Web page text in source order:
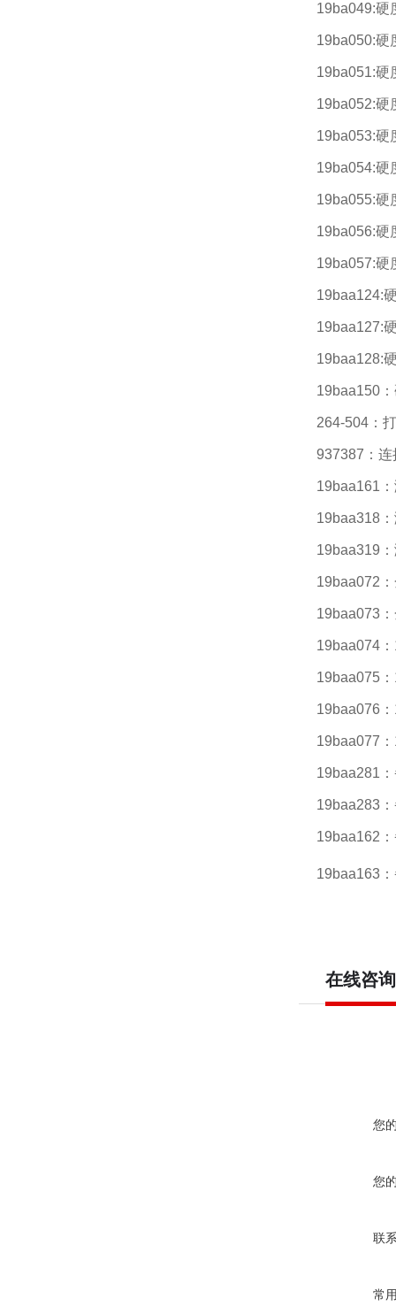
19ba049:硬
19ba050:硬
19ba051:硬
19ba052:硬
19ba053:硬
19ba054:硬
19ba055:硬
19ba056:硬
19ba057:硬
19baa124:
19baa127:
19baa128:
19baa150
264-504：
937387：
19baa161
19baa318
19baa319
19baa072
19baa073
19baa074
19baa075
19baa076
19baa077
19baa281
19baa283
19baa162
19baa163
在线咨询
您
您
联
常